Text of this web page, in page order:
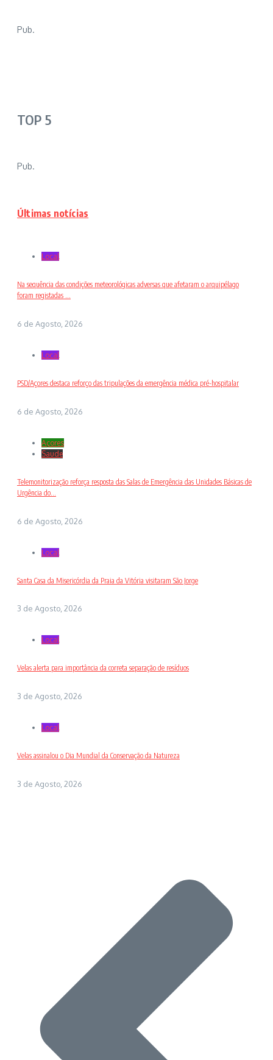
Pub.
TOP 5
Pub.
Últimas notícias
Local
Na sequência das condições meteorológicas adversas que afetaram o arquipélago
foram registadas ...
6 de Agosto, 2026
Local
PSD/Açores destaca reforço das tripulações da emergência médica pré-hospitalar
6 de Agosto, 2026
Açores
Saude
Telemonitorização reforça resposta das Salas de Emergência das Unidades Básicas de
Urgência do...
6 de Agosto, 2026
Local
Santa Casa da Misericórdia da Praia da Vitória visitaram São Jorge
3 de Agosto, 2026
Local
Velas alerta para importância da correta separação de resíduos
3 de Agosto, 2026
Local
Velas assinalou o Dia Mundial da Conservação da Natureza
3 de Agosto, 2026